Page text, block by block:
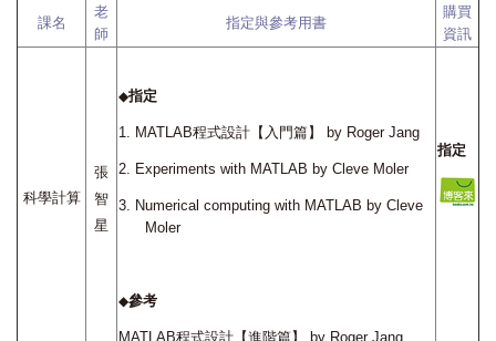
課名
老
師
指定與參考用書
購買
資訊
科學計算
張
智
星
◆指定
1. MATLAB程式設計【入門篇】 by Roger Jang
2. Experiments with MATLAB by Cleve Moler
3. Numerical computing with MATLAB by Cleve
Moler
◆參考
MATLAB程式設計【進階篇】 by Roger Jang
指定